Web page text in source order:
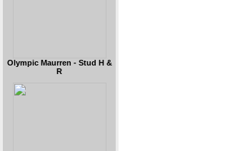
Olympic Maurren - Stud H &
R